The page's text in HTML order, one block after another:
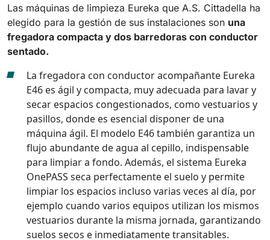
Las máquinas de limpieza Eureka que A.S. Cittadella ha
elegido para la gestión de sus instalaciones son una
fregadora compacta y dos barredoras con conductor
sentado.
La fregadora con conductor acompañante Eureka
E46 es ágil y compacta, muy adecuada para lavar y
secar espacios congestionados, como vestuarios y
pasillos, donde es esencial disponer de una
máquina ágil. El modelo E46 también garantiza un
flujo abundante de agua al cepillo, indispensable
para limpiar a fondo. Además, el sistema Eureka
OnePASS seca perfectamente el suelo y permite
limpiar los espacios incluso varias veces al día, por
ejemplo cuando varios equipos utilizan los mismos
vestuarios durante la misma jornada, garantizando
suelos secos e inmediatamente transitables.